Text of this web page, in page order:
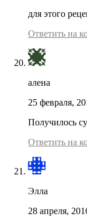
для этого
Ответить на
алена
25 февраля,
Получилось
Ответить на
Элла
28 апреля,